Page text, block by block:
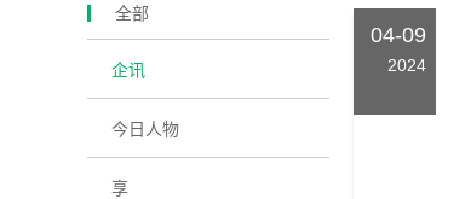
全部
企讯
今日人物
享
04-09
2024